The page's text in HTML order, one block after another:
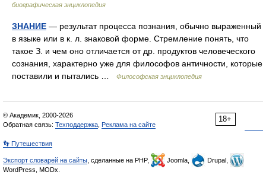
биографическая энциклопедия
ЗНАНИЕ — результат процесса познания, обычно выраженный
в языке или в к. л. знаковой форме. Стремление понять, что
такое З. и чем оно отличается от др. продуктов человеческого
сознания, характерно уже для философов античности, которые
поставили и пытались …
Философская энциклопедия
18+
© Академик, 2000-2026
Обратная связь: Техподдержка Реклама на сайте
👣 Путешествия
Экспорт словарей на сайты , сделанные на PHP, Joomla,
Drupal,
WordPress, MODx.